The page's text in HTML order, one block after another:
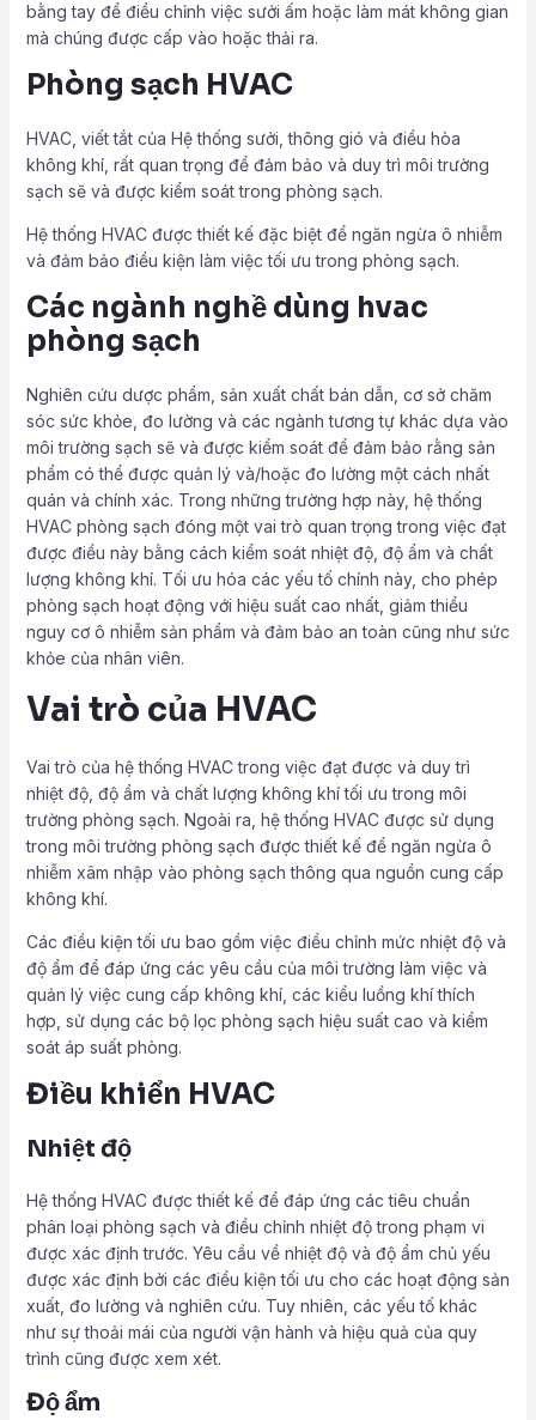
bằng tay để điều chỉnh việc sưởi ấm hoặc làm mát không gian
mà chúng được cấp vào hoặc thải ra.
Phòng sạch HVAC
HVAC, viết tắt của Hệ thống sưởi, thông gió và điều hòa
không khí, rất quan trọng để đảm bảo và duy trì môi trường
sạch sẽ và được kiểm soát trong phòng sạch.
Hệ thống HVAC được thiết kế đặc biệt để ngăn ngừa ô nhiễm
và đảm bảo điều kiện làm việc tối ưu trong phòng sạch.
Các ngành nghề dùng hvac
phòng sạch
Nghiên cứu dược phẩm, sản xuất chất bán dẫn, cơ sở chăm
sóc sức khỏe, đo lường và các ngành tương tự khác dựa vào
môi trường sạch sẽ và được kiểm soát để đảm bảo rằng sản
phẩm có thể được quản lý và/hoặc đo lường một cách nhất
quán và chính xác. Trong những trường hợp này, hệ thống
HVAC phòng sạch đóng một vai trò quan trọng trong việc đạt
được điều này bằng cách kiểm soát nhiệt độ, độ ẩm và chất
lượng không khí. Tối ưu hóa các yếu tố chính này, cho phép
phòng sạch hoạt động với hiệu suất cao nhất, giảm thiểu
nguy cơ ô nhiễm sản phẩm và đảm bảo an toàn cũng như sức
khỏe của nhân viên.
Vai trò của HVAC
Vai trò của hệ thống HVAC trong việc đạt được và duy trì
nhiệt độ, độ ẩm và chất lượng không khí tối ưu trong môi
trường phòng sạch. Ngoài ra, hệ thống HVAC được sử dụng
trong môi trường phòng sạch được thiết kế để ngăn ngừa ô
nhiễm xâm nhập vào phòng sạch thông qua nguồn cung cấp
không khí.
Các điều kiện tối ưu bao gồm việc điều chỉnh mức nhiệt độ và
độ ẩm để đáp ứng các yêu cầu của môi trường làm việc và
quản lý việc cung cấp không khí, các kiểu luồng khí thích
hợp, sử dụng các bộ lọc phòng sạch hiệu suất cao và kiểm
soát áp suất phòng.
Điều khiển HVAC
Nhiệt độ
Hệ thống HVAC được thiết kế để đáp ứng các tiêu chuẩn
phân loại phòng sạch và điều chỉnh nhiệt độ trong phạm vi
được xác định trước. Yêu cầu về nhiệt độ và độ ẩm chủ yếu
được xác định bởi các điều kiện tối ưu cho các hoạt động sản
xuất, đo lường và nghiên cứu. Tuy nhiên, các yếu tố khác
như sự thoải mái của người vận hành và hiệu quả của quy
trình cũng được xem xét.
Độ ẩm